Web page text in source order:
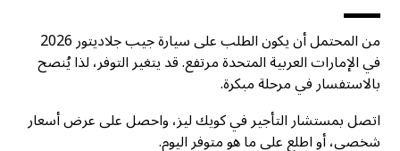
من المحتمل أن يكون الطلب على سيارة جيب جلاديتور 2026
في الإمارات العربية المتحدة مرتفع. قد يتغير التوفر، لذا يُنصح
بالاستفسار في مرحلة مبكرة.
اتصل بمستشار التأجير في كويك ليز، واحصل على عرض أسعار
شخصي، أو اطلع على ما هو متوفر اليوم.